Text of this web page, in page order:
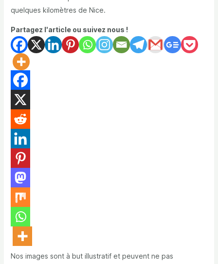
quelques kilomètres de Nice.
Partagez l'article ou suivez nous !
Nos images sont à but illustratif et peuvent ne pas